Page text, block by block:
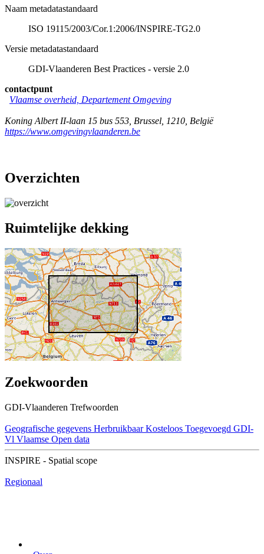
Naam metadatastandaard
ISO 19115/2003/Cor.1:2006/INSPIRE-TG2.0
Versie metadatastandaard
GDI-Vlaanderen Best Practices - versie 2.0
contactpunt
Vlaamse overheid, Departement Omgeving
Koning Albert II-laan 15 bus 553 Brussel 1210 België
https://www.omgevingvlaanderen.be
Overzichten
Ruimtelijke dekking
Zoekwoorden
GDI-Vlaanderen Trefwoorden
Geografische gegevens Herbruikbaar Kosteloos Toegevoegd GDI-
Vl Vlaamse Open data
INSPIRE - Spatial scope
Regionaal